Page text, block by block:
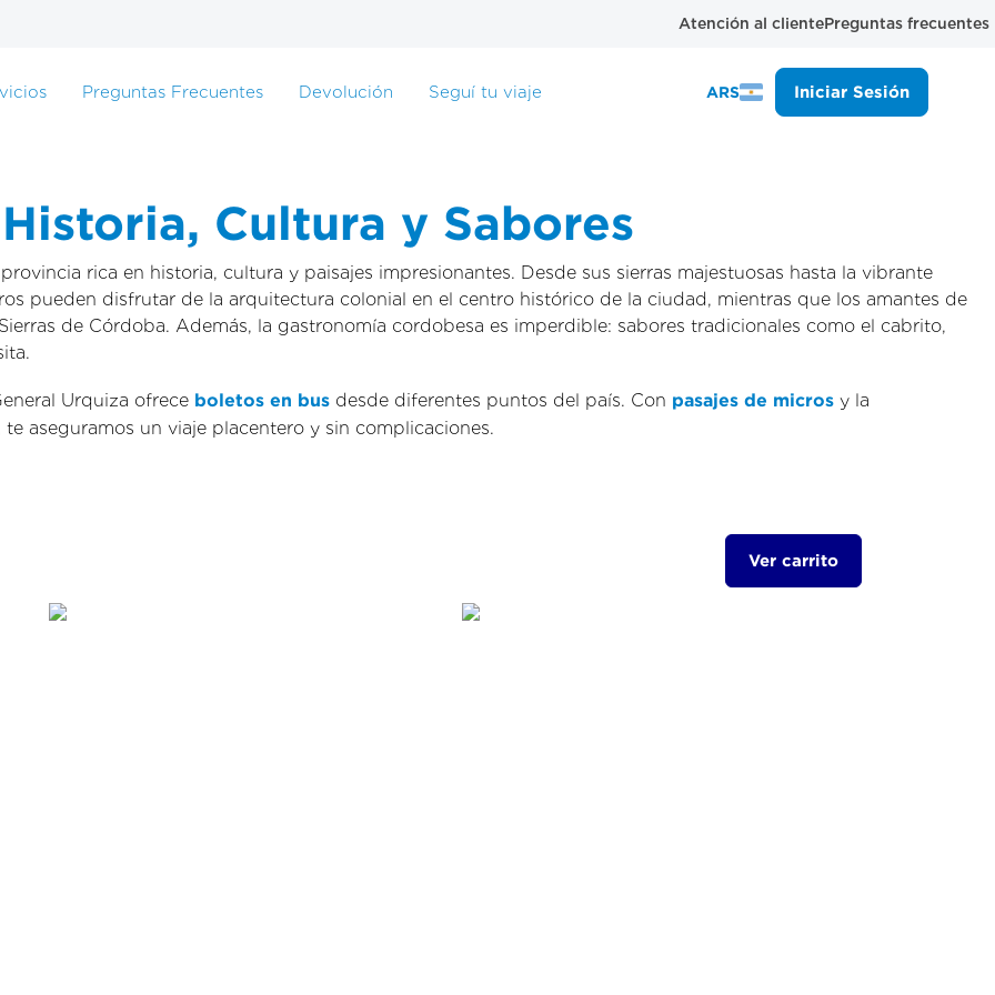
Atención al clientePreguntas frecuentes
Preguntas Frecuentes Devolución Seguí tu viaje ARS Iniciar Sesión
Cultura y Sabores
rica en historia, cultura y paisajes impresionantes. Desde sus sierras majestuosas hasta la vibrante
pueden disfrutar de la arquitectura colonial en el centro histórico de la ciudad, mientras que los amantes de
de Córdoba. Además, la gastronomía cordobesa es imperdible: sabores tradicionales como el cabrito,
Urquiza ofrece boletos en bus desde diferentes puntos del país. Con pasajes de micros y la
te aseguramos un viaje placentero y sin complicaciones.
Ver carrito